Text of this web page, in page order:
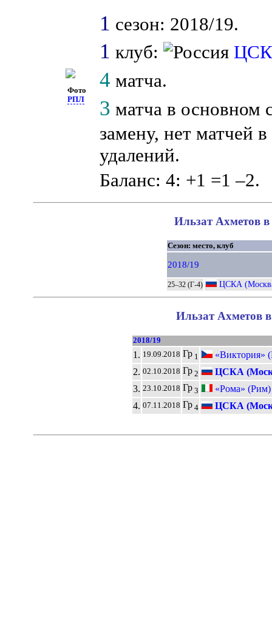
Фото
РПЛ
1 сезон: 2018/19.
1 клуб:
4 матча.
3 матча в основном
замену, нет матчей
удалений.
Баланс: 4: +1 =1 –2.
Ильзат Ахметов
Сезон: место, клуб
2018/19
25–32 (Г-4) ЦСКА
Ильзат Ахметов
2018/19
1. 19.09.2018 Гр 1
«Виктория»
2. 02.10.2018 Гр 2
ЦСКА
3. 23.10.2018 Гр 3
«Рома»
4. 07.11.2018 Гр 4 ЦСКА